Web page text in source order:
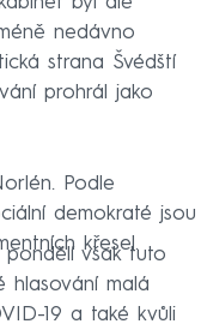
nedávno
strana Švédští
prohrál jako
Podle
demokraté jsou
křesel.
pondělí však tuto
hlasování malá
19 a také kvůli